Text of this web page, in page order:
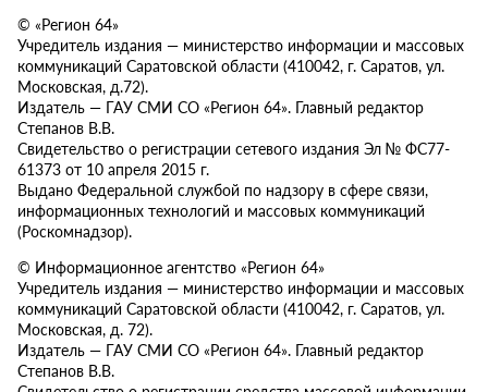
© «Регион 64»
Учредитель издания — министерство информации и массовых
коммуникаций Саратовской области (410042, г. Саратов, ул.
Московская, д.72).
Издатель — ГАУ СМИ СО «Регион 64». Главный редактор
Степанов В.В.
Свидетельство о регистрации сетевого издания Эл № ФС77-
61373 от 10 апреля 2015 г.
Выдано Федеральной службой по надзору в сфере связи,
информационных технологий и массовых коммуникаций
(Роскомнадзор).
© Информационное агентство «Регион 64»
Учредитель издания — министерство информации и массовых
коммуникаций Саратовской области (410042, г. Саратов, ул.
Московская, д. 72).
Издатель — ГАУ СМИ СО «Регион 64». Главный редактор
Степанов В.В.